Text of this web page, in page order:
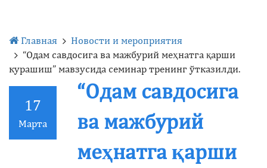
Главная
Новости и мероприятия
“Одам савдосига ва мажбурий меҳнатга қарши
курашиш” мавзусида семинар тренинг ўтказилди.
17
Марта
“Одам савдосига
ва мажбурий
меҳнатга қарши